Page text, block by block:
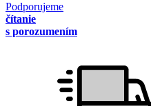
Podporujeme
čítanie
s porozumením